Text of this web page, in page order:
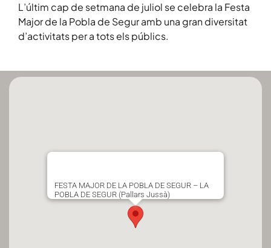
L’últim cap de setmana de juliol se celebra la Festa
Major de la Pobla de Segur amb una gran diversitat
d’activitats per a tots els públics.
FESTA MAJOR DE LA POBLA DE SEGUR – LA
POBLA DE SEGUR (Pallars Jussà)